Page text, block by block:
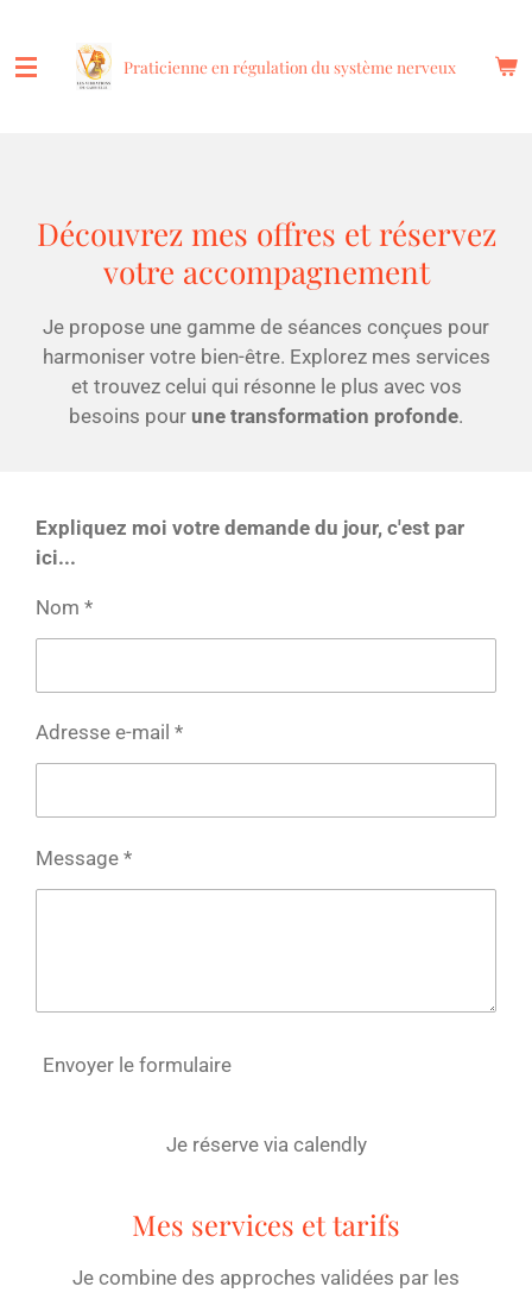
au
contenu
Praticienne en régulation du système nerveux
Découvrez mes offres et réservez
votre accompagnement
Je propose une gamme de séances conçues pour
harmoniser votre bien-être. Explorez mes services
et trouvez celui qui résonne le plus avec vos
besoins pour une transformation profonde.
Expliquez moi votre demande du jour, c'est par
ici...
Nom *
Adresse e-mail *
Message *
Envoyer le formulaire
Je réserve via calendly
Mes services et tarifs
Je combine des approches validées par les